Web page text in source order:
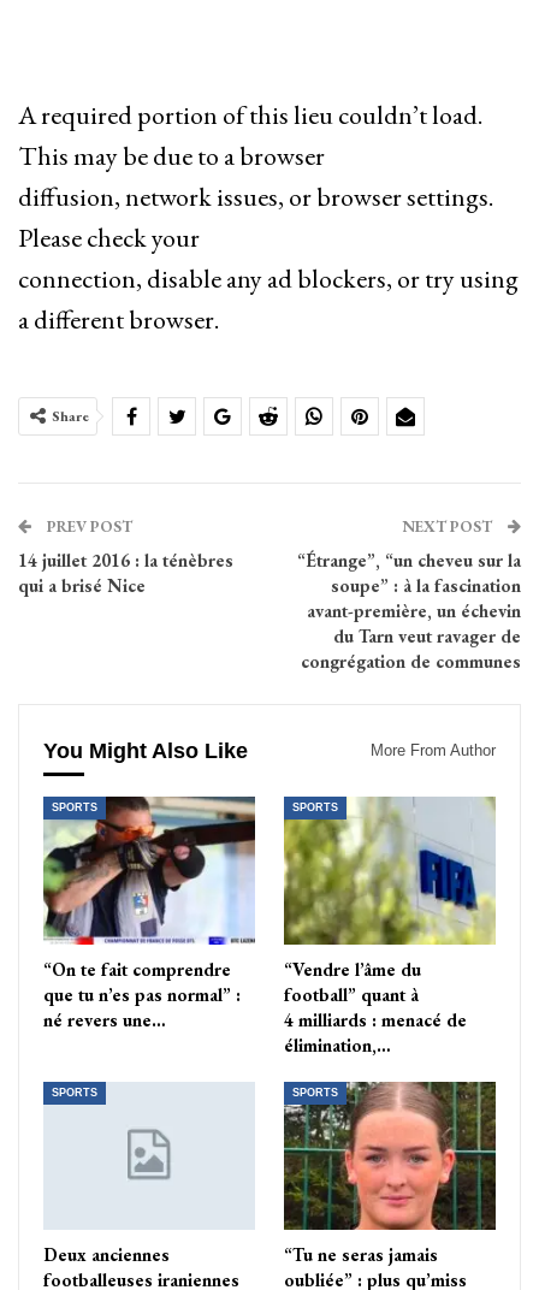
A required portion of this lieu couldn’t load.
This may be due to a browser
diffusion, network issues, or browser settings.
Please check your
connection, disable any ad blockers, or try using
a different browser.
Share
PREV POST
14 juillet 2016 : la ténèbres
qui a brisé Nice
NEXT POST
“Étrange”, “un cheveu sur la
soupe” : à la fascination
avant-première, un échevin
du Tarn veut ravager de
congrégation de communes
You Might Also Like More From Author
SPORTS
“On te fait comprendre
que tu n’es pas normal” :
né revers une…
SPORTS
“Vendre l’âme du
football” quant à
4 milliards : menacé de
élimination,…
SPORTS
Deux anciennes
footballeuses iraniennes
SPORTS
“Tu ne seras jamais
oubliée” : plus qu’miss